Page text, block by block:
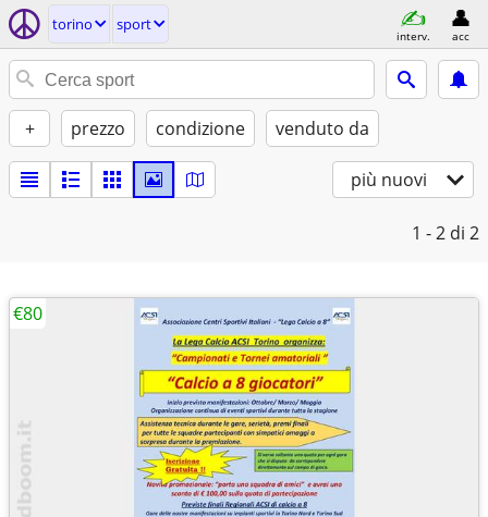
torino sport
interv. acc
+ prezzo condizione venduto da
più nuovi
1 - 2 di 2
€80